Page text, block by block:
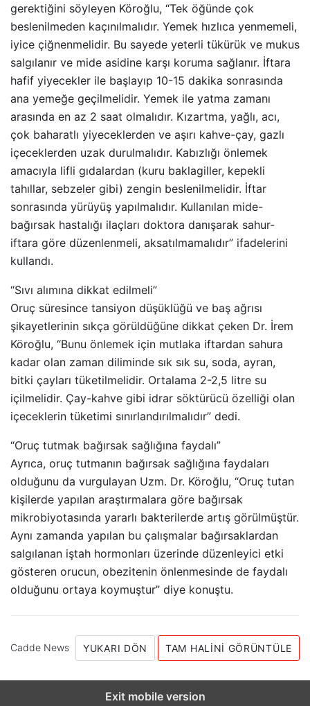
gerektiğini söyleyen Köroğlu, “Tek öğünde çok
beslenilmeden kaçınılmalıdır. Yemek hızlıca yenmemeli,
iyice çiğnenmelidir. Bu sayede yeterli tükürük ve mukus
salgılanır ve mide asidine karşı koruma sağlanır. İftara
hafif yiyecekler ile başlayıp 10-15 dakika sonrasında
ana yemeğe geçilmelidir. Yemek ile yatma zamanı
arasında en az 2 saat olmalıdır. Kızartma, yağlı, acı,
çok baharatlı yiyeceklerden ve aşırı kahve-çay, gazlı
içeceklerden uzak durulmalıdır. Kabızlığı önlemek
amacıyla lifli gıdalardan (kuru baklagiller, kepekli
tahıllar, sebzeler gibi) zengin beslenilmelidir. İftar
sonrasında yürüyüş yapılmalıdır. Kullanılan mide-
bağırsak hastalığı ilaçları doktora danışarak sahur-
iftara göre düzenlenmeli, aksatılmamalıdır” ifadelerini
kullandı.
“Sıvı alımına dikkat edilmeli”
Oruç süresince tansiyon düşüklüğü ve baş ağrısı
şikayetlerinin sıkça görüldüğüne dikkat çeken Dr. İrem
Köroğlu, “Bunu önlemek için mutlaka iftardan sahura
kadar olan zaman diliminde sık sık su, soda, ayran,
bitki çayları tüketilmelidir. Ortalama 2-2,5 litre su
içilmelidir. Çay-kahve gibi idrar söktürücü özelliği olan
içeceklerin tüketimi sınırlandırılmalıdır” dedi.
“Oruç tutmak bağırsak sağlığına faydalı”
Ayrıca, oruç tutmanın bağırsak sağlığına faydaları
olduğunu da vurgulayan Uzm. Dr. Köroğlu, “Oruç tutan
kişilerde yapılan araştırmalara göre bağırsak
mikrobiyotasında yararlı bakterilerde artış görülmüştür.
Aynı zamanda yapılan bu çalışmalar bağırsaklardan
salgılanan iştah hormonları üzerinde düzenleyici etki
gösteren orucun, obezitenin önlenmesinde de faydalı
olduğunu ortaya koymuştur” diye konuştu.
Cadde News YUKARI DÖN TAM HALINI GÖRÜNTÜLE
Exit mobile version